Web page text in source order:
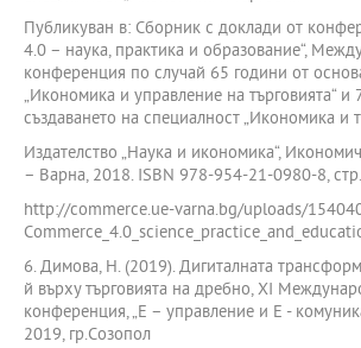
Публикуван в: Сборник с доклади от
4.0 – наука, практика и образование“,
конференция по случай 65 години от
„Икономика и управление на търговията“ и
създаването на специалност „Икономика и
Издателство „Наука и икономика“,
– Варна, 2018. ISBN 978-954-21-0980-8,
http://commerce.ue-varna.bg/uploads/
6. Димова, Н. (2019). Дигиталната
й върху търговията на дребно, XI
конференция, „Е – управление и Е -
2019, гр.Созопол